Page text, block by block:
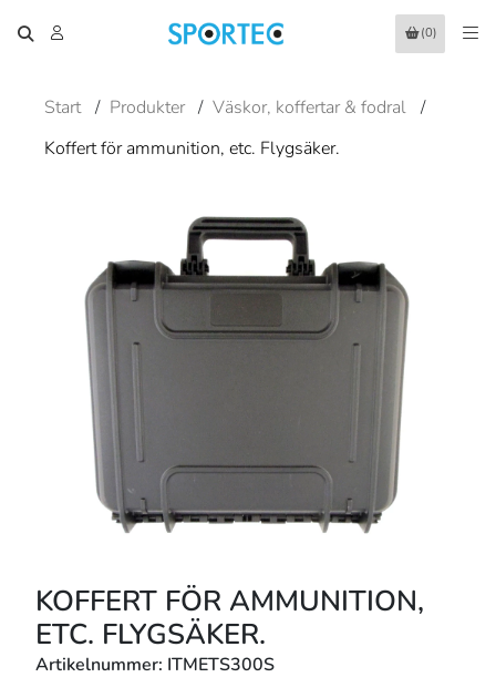
(0)
Start / Produkter / Väskor, koffertar & fodral /
Koffert för ammunition, etc. Flygsäker.
KOFFERT FÖR AMMUNITION,
ETC. FLYGSÄKER.
Artikelnummer: ITMETS300S